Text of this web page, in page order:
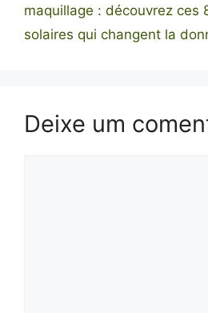
maquillage : découvrez ces
solaires qui changent la
Deixe um